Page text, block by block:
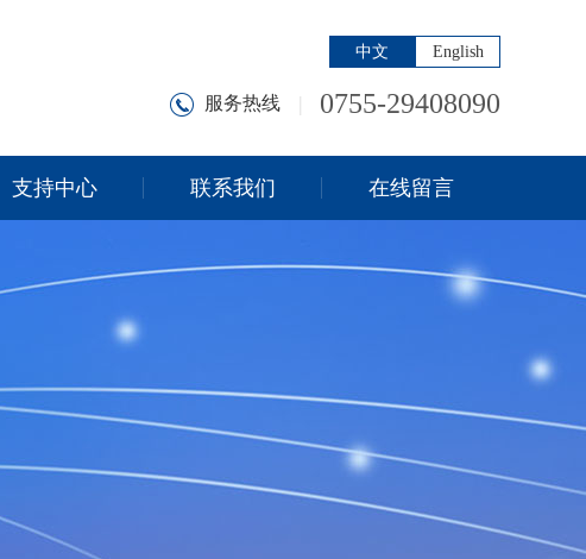
中文 English
服务热线 0755-29408090
支持中心 联系我们 在线留言